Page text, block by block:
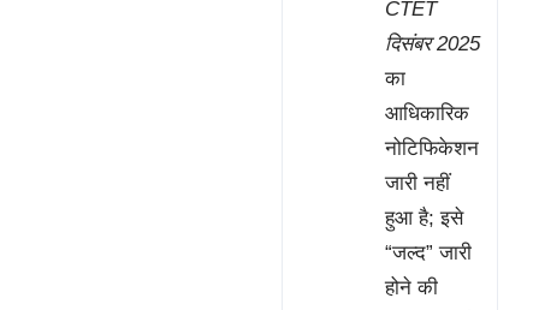
CTET
दिसंबर 2025
का
आधिकारिक
नोटिफिकेशन
जारी नहीं
हुआ है; इसे
“जल्द” जारी
होने की